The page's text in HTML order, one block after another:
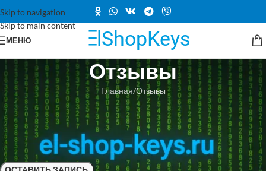
Skip to navigation
Skip to main content
МЕНЮ
Отзывы
Главная Отзывы
Здесь вы можете оставлять отзывы о работе нашего сервиса Эль-
Шоп! Отзывы о товарах находятся под кратким описанием каждого
из товаров. Отзывы на независимой площадке Trustpilot здесь. А на
платформеYandex — здесь. Спасибо за участие!